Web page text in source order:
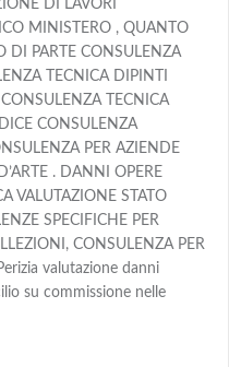
DI LAVORI
MINISTERO , QUANTO
DI PARTE CONSULENZA
TECNICA DIPINTI
TECNICA
CONSULENZA
PER AZIENDE
. DANNI OPERE
VALUTAZIONE STATO
SPECIFICHE PER
CONSULENZA PER
valutazione danni
su commissione nelle